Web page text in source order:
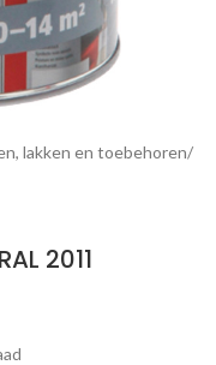
lakken en toebehoren/
2011